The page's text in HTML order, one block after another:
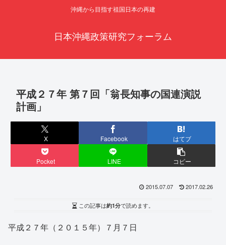
沖縄から目指す祖国日本の再建
日本沖縄政策研究フォーラム
平成２７年 第７回「翁長知事の国連演説
計画」
X Facebook はてブ
Pocket LINE コピー
2015.07.07 2017.02.26
この記事は約1分で読めます。
平成２７年（２０１５年）７月７日